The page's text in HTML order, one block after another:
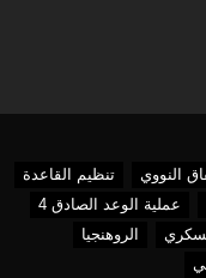
النووي
تنظيم القاعدة
عملية الوعد الصادق 4
الروهنجيا